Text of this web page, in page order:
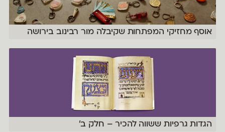
אוסף מחזיקי המפתחות שקיבלה מור רבינוב בירושה
הגדות גרפיות ששווה להכיר – חלק ב׳